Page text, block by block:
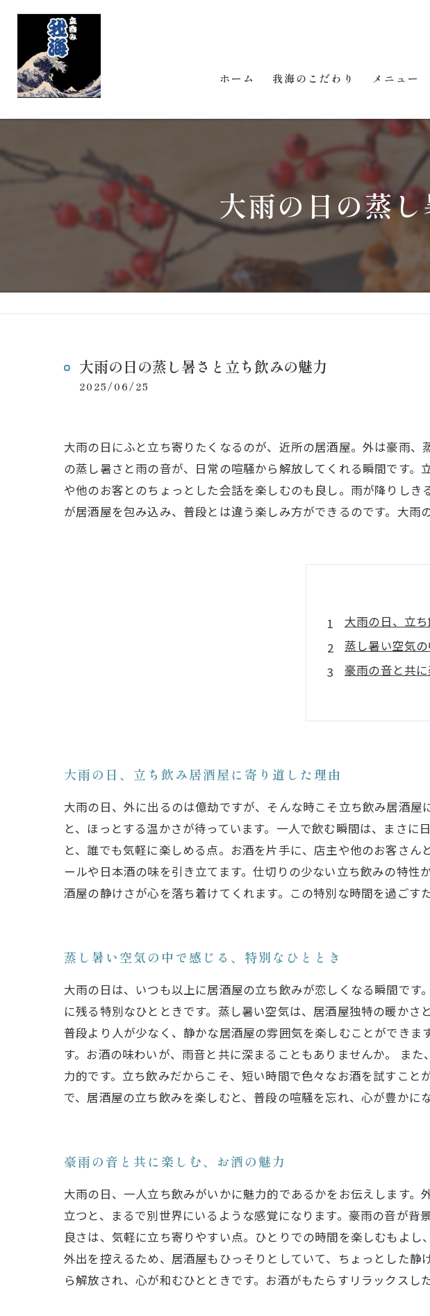
ホーム 我海のこだわり メニュー
大雨の日の蒸
大雨の日の蒸し暑さと立ち飲みの魅力
2025/06/25
大雨の日にふと立ち寄りたくなるのが、近所の居酒屋。外は豪雨
の蒸し暑さと雨の音が、日常の喧騒から解放してくれる瞬間です
や他のお客とのちょっとした会話を楽しむのも良し。雨が降りし
が居酒屋を包み込み、普段とは違う楽しみ方ができるのです。大雨
大雨の日、立
蒸し暑い空気
豪雨の音と共
店主との会話
普段とは違う
大雨の日、立ち飲み居酒屋に寄り道した理由
大雨の日、外に出るのは億劫ですが、そんな時こそ立ち飲み居酒
と、ほっとする温かさが待っています。一人で飲む瞬間は、まさ
と、誰でも気軽に楽しめる点。お酒を片手に、店主や他のお客さ
ールや日本酒の味を引き立てます。仕切りの少ない立ち飲みの特
酒屋の静けさが心を落ち着けてくれます。この特別な時間を過ごす
蒸し暑い空気の中で感じる、特別なひととき
大雨の日は、いつも以上に居酒屋の立ち飲みが恋しくなる瞬間で
に残る特別なひとときです。蒸し暑い空気は、居酒屋独特の暖かさ
普段より人が少なく、静かな居酒屋の雰囲気を楽しむことができ
す。お酒の味わいが、雨音と共に深まることもありませんか。 ま
力的です。立ち飲みだからこそ、短い時間で色々なお酒を試すこ
で、居酒屋の立ち飲みを楽しむと、普段の喧騒を忘れ、心が豊かに
豪雨の音と共に楽しむ、お酒の魅力
大雨の日、一人立ち飲みがいかに魅力的であるかをお伝えします
立つと、まるで別世界にいるような感覚になります。豪雨の音が
良さは、気軽に立ち寄りやすい点。ひとりでの時間を楽しむもよ
外出を控えるため、居酒屋もひっそりとしていて、ちょっとした
ら解放され、心が和むひとときです。お酒がもたらすリラックスし